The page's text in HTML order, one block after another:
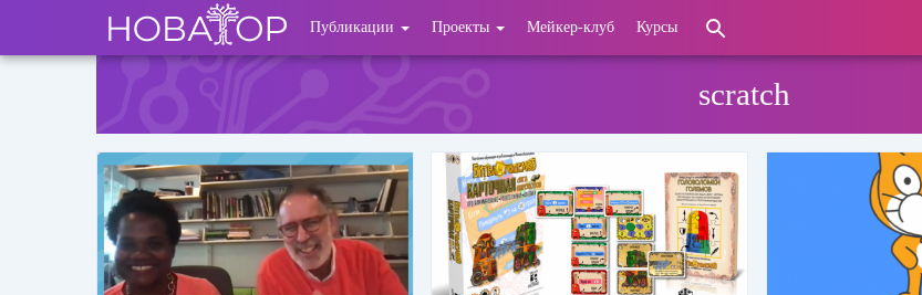
основному
User
account
Публикации Проекты Мейкер-клуб Курсы
scratch